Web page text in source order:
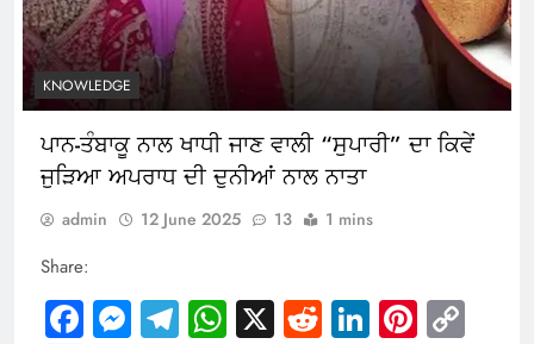
KNOWLEDGE
ਪਾਨ-ਤੰਬਾਕੂ ਨਾਲ ਖਾਧੀ ਜਾਣ ਵਾਲੀ “ਸੁਪਾਰੀ” ਦਾ ਕਿਵੇਂ
ਜੁੜਿਆ ਅਪਰਾਧ ਦੀ ਦੁਨੀਆਂ ਨਾਲ ਨਾਤਾ
admin 12 June 2025 13 1 mins
Share:
Facebook
Messenger
Telegram
WhatsApp
X RedditLinkedIn